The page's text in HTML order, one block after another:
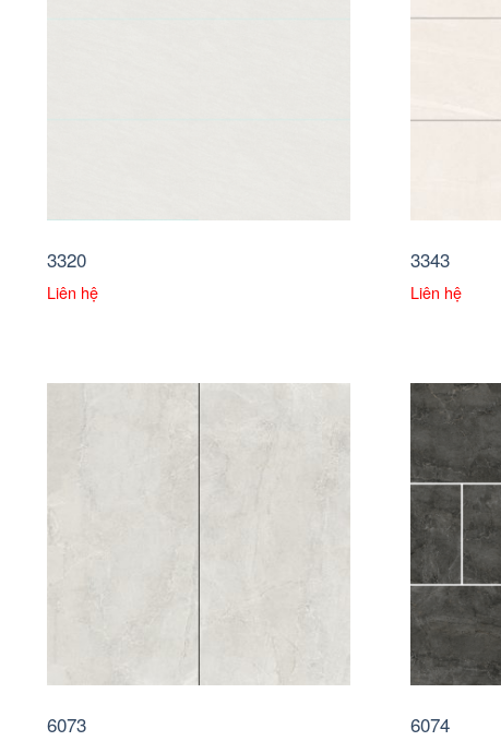
3320
Liên hệ
3343
Liên hệ
6073 6074